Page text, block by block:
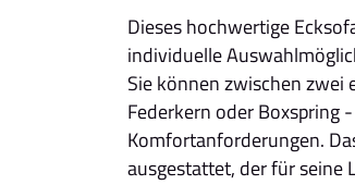
Dieses hochwertige
individuelle
Sie können zwischen
Federkern oder Boxspring
Komfortanforderungen.
ausgestattet, der für seine